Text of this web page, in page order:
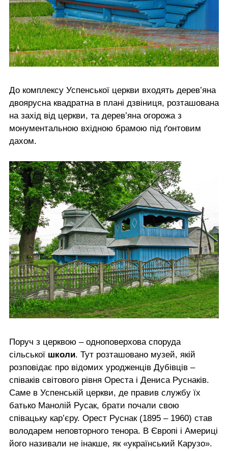
До комплексу Успенської церкви входять дерев’яна
двоярусна квадратна в плані дзвіниця, розташована
на захід від церкви, та дерев’яна огорожа з
монументальною вхідною брамою під ґонтовим
дахом.
Поруч з церквою – одноповерхова споруда
сільської школи. Тут розташовано музей, якій
розповідає про відомих уродженців Дубівців –
співаків світового рівня Ореста і Дениса Руснаків.
Саме в Успенській церкви, де правив службу їх
батько Манолій Русак, брати почали свою
співацьку кар’єру. Орест Руснак (1895 – 1960) став
володарем неповторного тенора. В Європі і Америці
його називали не інакше, як «український Карузо».